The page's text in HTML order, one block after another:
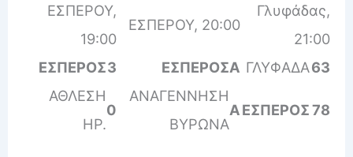
ΕΣΠΕΡΟΥ,
19:00
ΕΣΠΕΡΟΥ, 20:00
Γλυφάδας,
21:00
ΕΣΠΕΡΟΣ3 ΕΣΠΕΡΟΣΑ ΓΛΥΦΑΔΑ63
ΑΘΛΕΣΗ
ΗΡ.
0
ΑΝΑΓΕΝΝΗΣΗ
ΒΥΡΩΝΑ
ΑΕΣΠΕΡΟΣ78